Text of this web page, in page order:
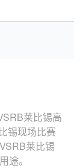
莱比锡高
锡现场比赛
莱比锡
途。